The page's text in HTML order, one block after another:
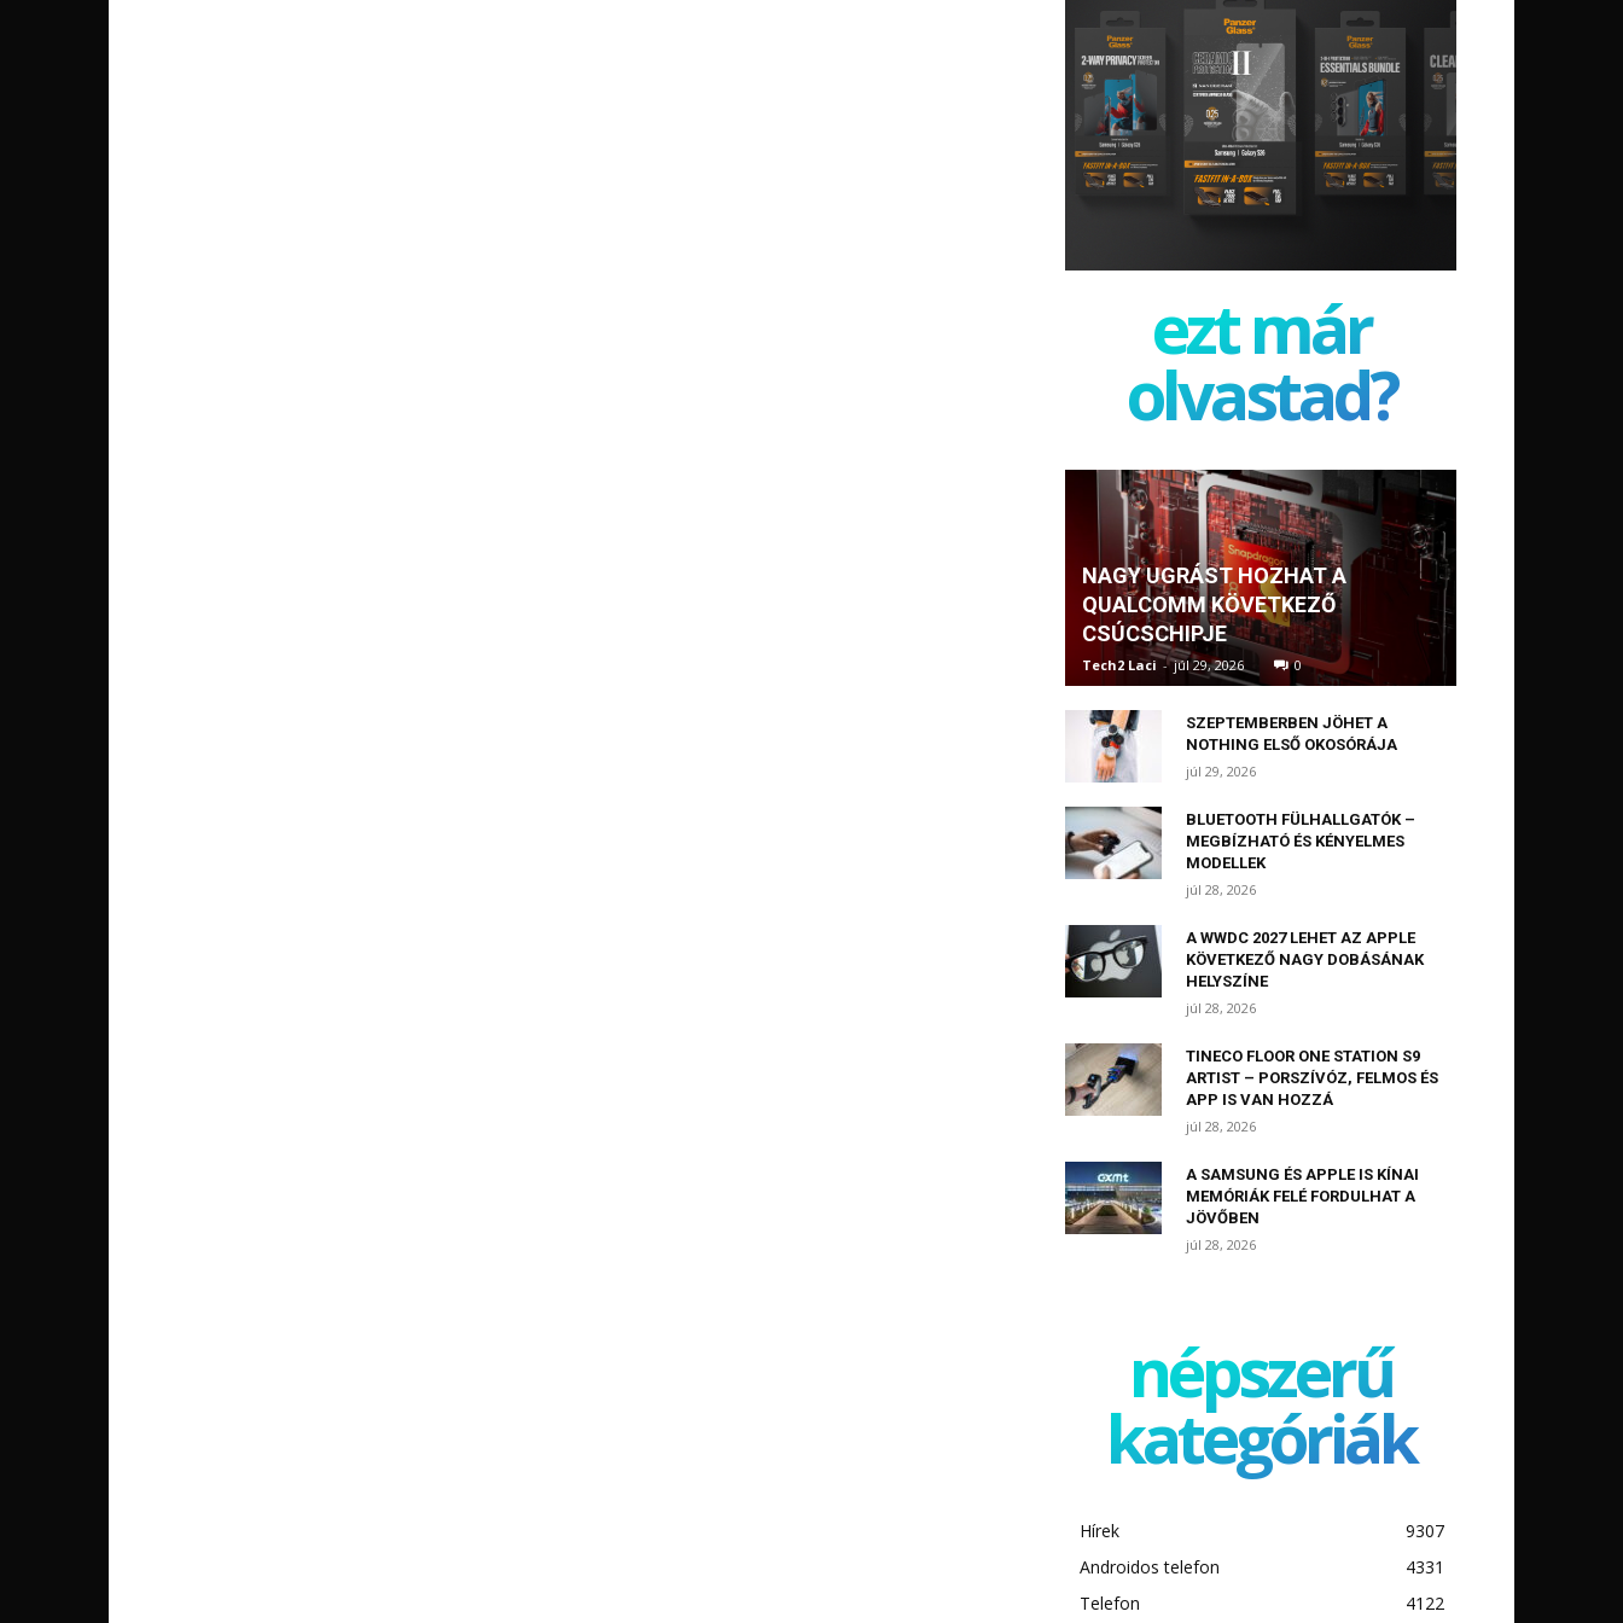
ezt már
olvastad?
NAGY UGRÁST HOZHAT A
QUALCOMM KÖVETKEZŐ
CSÚCSCHIPJE
Tech2 Laci - júl 29, 2026 0
SZEPTEMBERBEN JÖHET A
NOTHING ELSŐ OKOSÓRÁJA
júl 29, 2026
BLUETOOTH FÜLHALLGATÓK –
MEGBÍZHATÓ ÉS KÉNYELMES
MODELLEK
júl 28, 2026
A WWDC 2027 LEHET AZ APPLE
KÖVETKEZŐ NAGY DOBÁSÁNAK
HELYSZÍNE
júl 28, 2026
TINECO FLOOR ONE STATION S9
ARTIST – PORSZÍVÓZ, FELMOS ÉS
APP IS VAN HOZZÁ
júl 28, 2026
A SAMSUNG ÉS APPLE IS KÍNAI
MEMÓRIÁK FELÉ FORDULHAT A
JÖVŐBEN
júl 28, 2026
népszerű
kategóriák
Hírek
9307
Androidos telefon
4331
Telefon
4122